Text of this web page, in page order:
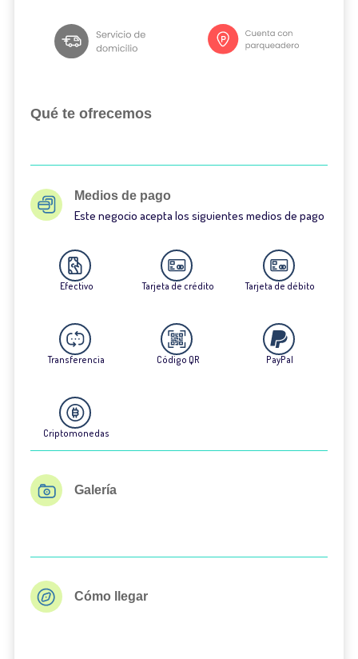
Qué te ofrecemos
Medios de pago
Este negocio acepta los siguientes medios de pago
Efectivo Tarjeta de crédito Tarjeta de débito
Transferencia Código QR PayPal
Criptomonedas
Galería
Cómo llegar